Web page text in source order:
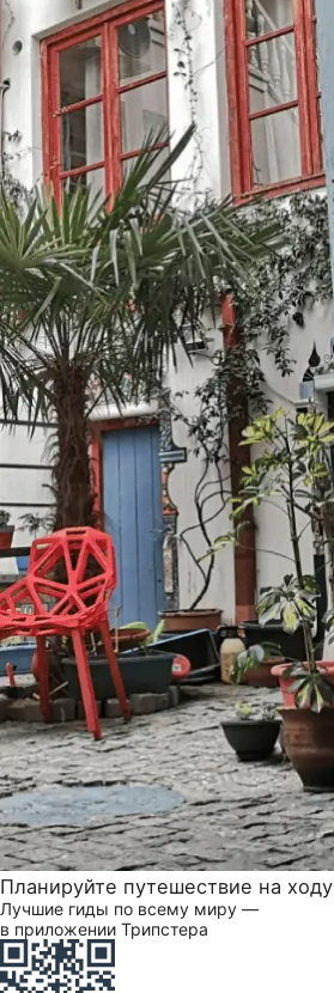
Планируйте путешествие на ходу
Лучшие гиды по всему миру —
в приложении Трипстера